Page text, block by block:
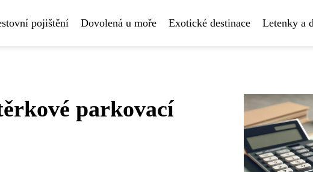
pojištění Dovolená u moře Exotické destinace Letenky a
parkovací